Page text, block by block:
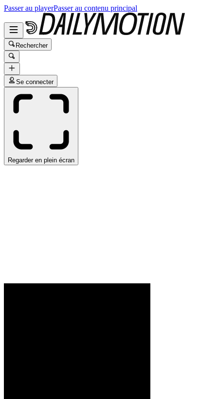
Passer au playerPasser au contenu principal
Rechercher
Se connecter
Regarder en plein écran